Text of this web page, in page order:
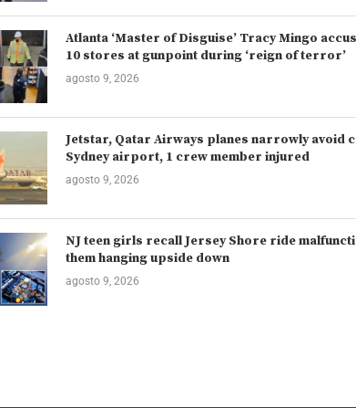
Atlanta ‘Master of Disguise’ Tracy Mingo
10 stores at gunpoint during ‘reign of terror’
agosto 9, 2026
Jetstar, Qatar Airways planes narrowly avoid
Sydney airport, 1 crew member injured
agosto 9, 2026
NJ teen girls recall Jersey Shore ride
them hanging upside down
agosto 9, 2026